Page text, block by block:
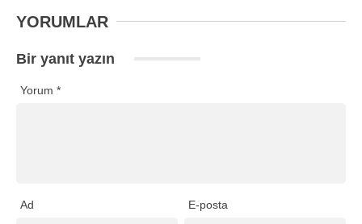
YORUMLAR
Bir yanıt yazın
Yorum *
Ad E-posta